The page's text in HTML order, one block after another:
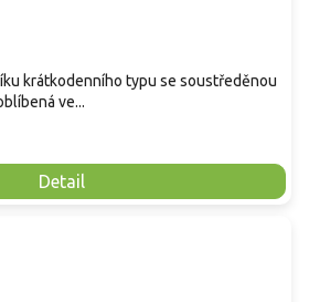
Detail
krátkodenního typu se soustředěnou
ve...